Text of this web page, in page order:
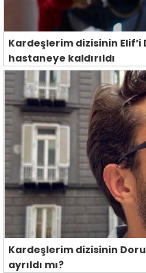
Kardeşlerim dizisinin
hastaneye kaldırıldı
Kardeşlerim dizisinin
ayrıldı mı?